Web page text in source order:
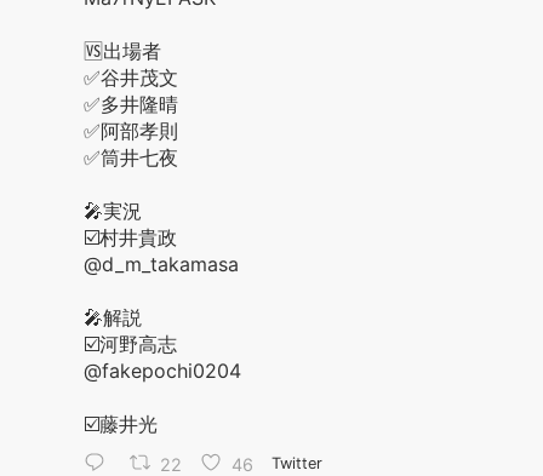
🆚出場者
✅谷井茂文
✅多井隆晴
✅阿部孝則
✅筒井七夜
🎤実況
☑️村井貴政
@d_m_takamasa
🎤解説
☑️河野高志
@fakepochi0204
☑️藤井光
22 46 Twitter